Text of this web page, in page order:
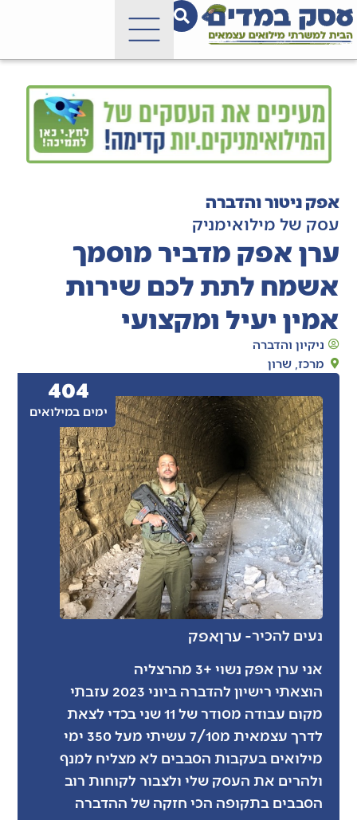
אפק ניטור והדברה
עסק של מילואימניק
ערן אפק מדביר מוסמך
אשמח לתת לכם שירות
אמין יעיל ומקצועי
ניקיון והדברה
מרכז ,שרון
ימים במילואים
404
נעים להכיר- ערןאפק
אני ערן אפק נשוי +3 מהרצליה
הוצאתי רישיון להדברה ביוני 2023 עזבתי
מקום עבודה מסודר של 11 שני בכדי לצאת
לדרך עצמאית מ7/10 עשיתי מעל 350 ימי
מילואים בעקבות הסבבים לא מצליח למנף
ולהרים את העסק שלי ולצבור לקוחות רוב
הסבבים בתקופה הכי חזקה של ההדברה